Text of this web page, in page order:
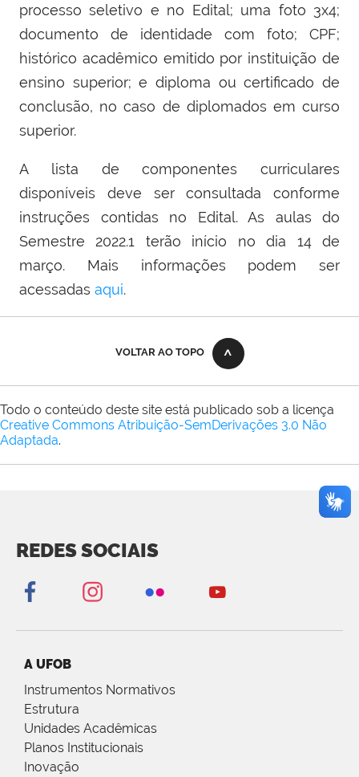
processo seletivo e no Edital; uma foto 3x4;
documento de identidade com foto; CPF;
histórico acadêmico emitido por instituição de
ensino superior; e diploma ou certificado de
conclusão, no caso de diplomados em curso
superior.
A lista de componentes curriculares
disponíveis deve ser consultada conforme
instruções contidas no Edital. As aulas do
Semestre 2022.1 terão início no dia 14 de
março. Mais informações podem ser
acessadas aqui.
VOLTAR AO TOPO
Todo o conteúdo deste site está publicado sob a licença
Creative Commons Atribuição-SemDerivações 3.0 Não
Adaptada.
REDES SOCIAIS
A UFOB
Instrumentos Normativos
Estrutura
Unidades Acadêmicas
Planos Institucionais
Inovação